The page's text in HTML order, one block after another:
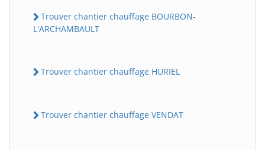
Trouver chantier chauffage BOURBON-
L'ARCHAMBAULT
Trouver chantier chauffage HURIEL
Trouver chantier chauffage VENDAT